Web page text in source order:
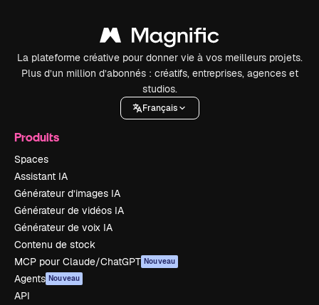
La plateforme créative pour donner vie à vos meilleurs projets.
Plus d’un million d’abonnés : créatifs, entreprises, agences et
studios.
Français
Produits
Spaces
Assistant IA
Générateur d’images IA
Générateur de vidéos IA
Générateur de voix IA
Contenu de stock
MCP pour Claude/ChatGPT Nouveau
Agents Nouveau
API